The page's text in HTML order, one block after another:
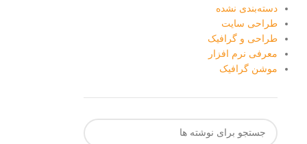
دسته‌بندی نشده
طراحی سایت
طراحی و گرافیک
معرفی نرم افزار
موشن گرافیک